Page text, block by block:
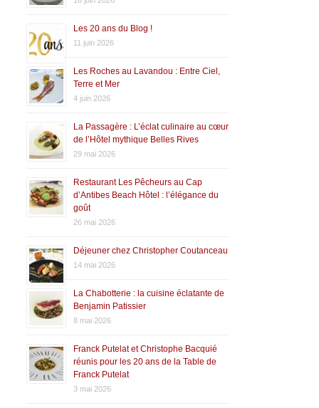
Les 20 ans du Blog !
11 juin 2026
Les Roches au Lavandou : Entre Ciel,
Terre et Mer
4 juin 2026
La Passagère : L’éclat culinaire au cœur
de l’Hôtel mythique Belles Rives
29 mai 2026
Restaurant Les Pêcheurs au Cap
d’Antibes Beach Hôtel : l’élégance du
goût
26 mai 2026
Déjeuner chez Christopher Coutanceau
14 mai 2026
La Chabotterie : la cuisine éclatante de
Benjamin Patissier
8 mai 2026
Franck Putelat et Christophe Bacquié
réunis pour les 20 ans de la Table de
Franck Putelat
3 mai 2026